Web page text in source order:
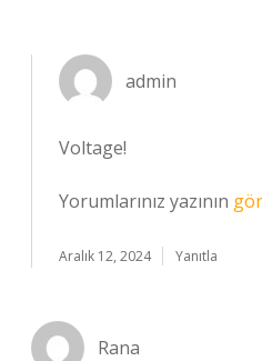
admin
Voltage!
Yorumlarınız yazının
Aralık 12, 2024 Yanıtla
Rana